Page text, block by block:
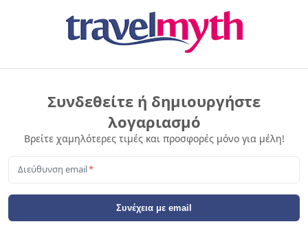
Συνδεθείτε ή δημιουργήστε
λογαριασμό
Βρείτε χαμηλότερες τιμές και προσφορές μόνο για μέλη!
Διεύθυνση email*
Συνέχεια με email